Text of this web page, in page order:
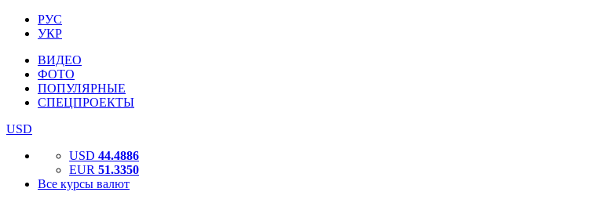
РУС
УКР
ВИДЕО
ФОТО
ПОПУЛЯРНЫЕ
СПЕЦПРОЕКТЫ
USD
USD 44.4886
EUR 51.3350
Все курсы валют